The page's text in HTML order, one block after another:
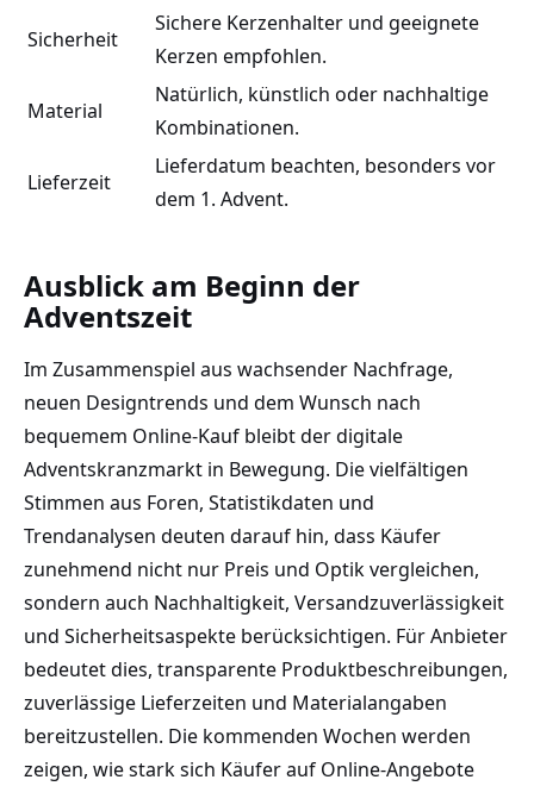
Sicherheit
Sichere Kerzenhalter und geeignete
Kerzen empfohlen.
Material
Natürlich, künstlich oder nachhaltige
Kombinationen.
Lieferzeit
Lieferdatum beachten, besonders vor
dem 1. Advent.
Ausblick am Beginn der
Adventszeit
Im Zusammenspiel aus wachsender Nachfrage,
neuen Designtrends und dem Wunsch nach
bequemem Online-Kauf bleibt der digitale
Adventskranzmarkt in Bewegung. Die vielfältigen
Stimmen aus Foren, Statistikdaten und
Trendanalysen deuten darauf hin, dass Käufer
zunehmend nicht nur Preis und Optik vergleichen,
sondern auch Nachhaltigkeit, Versandzuverlässigkeit
und Sicherheitsaspekte berücksichtigen. Für Anbieter
bedeutet dies, transparente Produktbeschreibungen,
zuverlässige Lieferzeiten und Materialangaben
bereitzustellen. Die kommenden Wochen werden
zeigen, wie stark sich Käufer auf Online-Angebote